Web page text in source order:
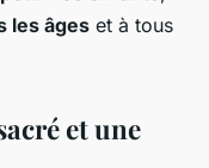
les âges et à tous
et une